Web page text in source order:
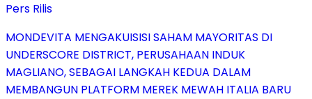
Pers Rilis
MONDEVITA MENGAKUISISI SAHAM MAYORITAS DI
UNDERSCORE DISTRICT, PERUSAHAAN INDUK
MAGLIANO, SEBAGAI LANGKAH KEDUA DALAM
MEMBANGUN PLATFORM MEREK MEWAH ITALIA BARU